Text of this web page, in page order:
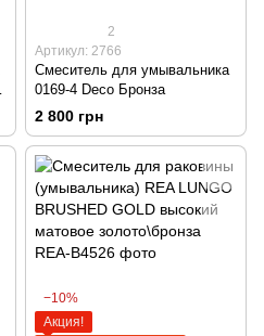
2
Артикул: 2766
Смеситель для умывальника
0169-4 Deco Бронза
2 800 грн
−10%
Акция!